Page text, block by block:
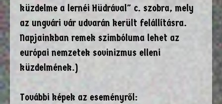
küzdelme a lernéi Hüdrával" c. szobra, mely
az ungvári vár udvarán került felállításra.
Napjainkban remek szimbóluma lehet az
európai nemzetek sovinizmus elleni
küzdelmének.)
További képek az eseményről: